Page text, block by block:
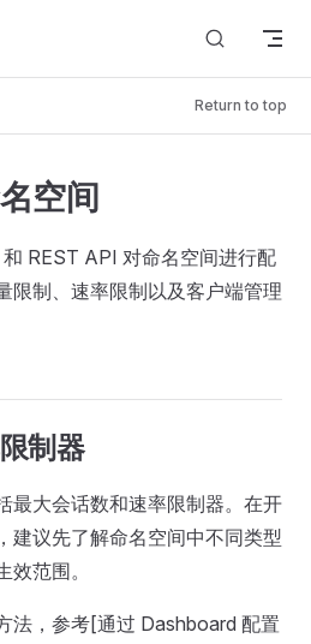
Return to top
空间
REST API 对命名空间进行配
限制、速率限制以及客户端管理
制器
最大会话数和速率限制器。在开
建议先了解命名空间中不同类型
范围。
法，参考[通过 Dashboard 配置